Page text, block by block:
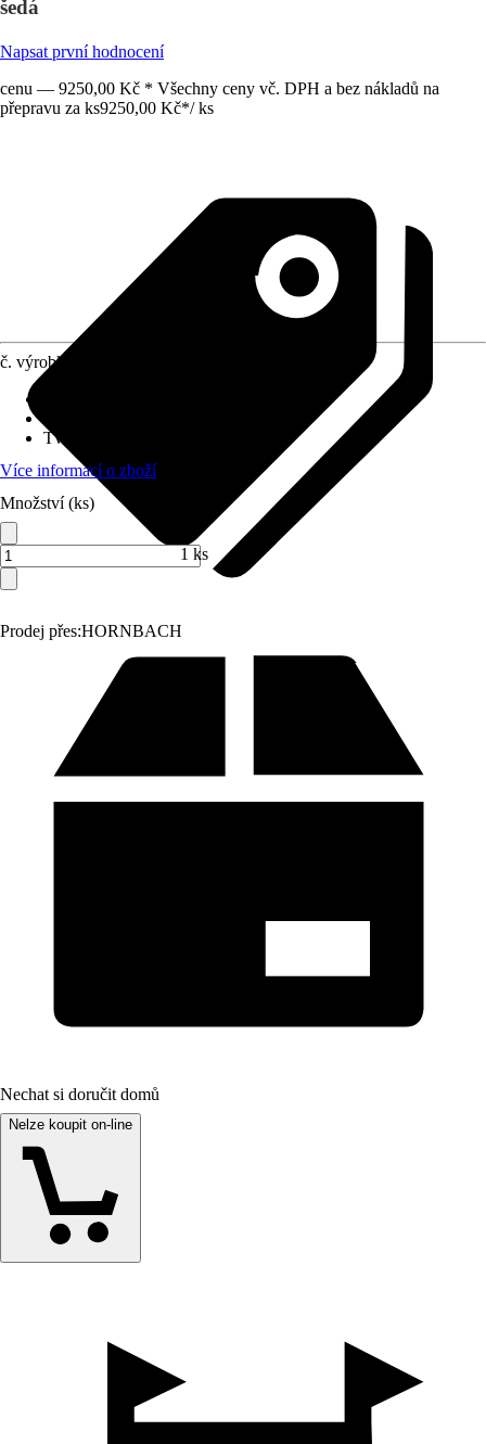
šedá
Napsat první hodnocení
cenu — 9250,00 Kč * Všechny ceny vč. DPH a bez nákladů na
přepravu za ks9250,00 Kč*/ ks
Prodej přes:HORNBACH
č. výrobku
Tvar
Více informací o zboží
Množství (ks)
1 ks
Nechat si doručit domů
Nelze koupit on-line